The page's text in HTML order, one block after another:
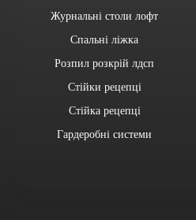
Журнальні столи лофт
Спальні ліжка
Розпил розкрій лдсп
Стійки рецепці
Стійка рецепці
Гардеробні системи